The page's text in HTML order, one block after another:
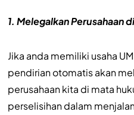
1. Melegalkan Perusahaan
Jika anda memiliki usaha
pendirian otomatis akan
perusahaan kita di mata
perselisihan dalam